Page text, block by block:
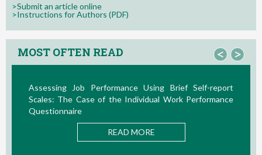
>Submit an article online
>Instructions for Authors (PDF)
MOST OFTEN READ < >
Using Brief Self-report
Work Performance
La Teoría de las
Nuevos Desarrollos en la